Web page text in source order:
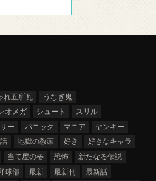
れ五所瓦
うなぎ鬼
オメガ シュート
スリル
ー パニック マニア
ヤンキー
地獄の教頭 好き
好きなキャラ
当て屋の椿 恐怖
新たなる伝説
球部 最新 最新刊
最新話